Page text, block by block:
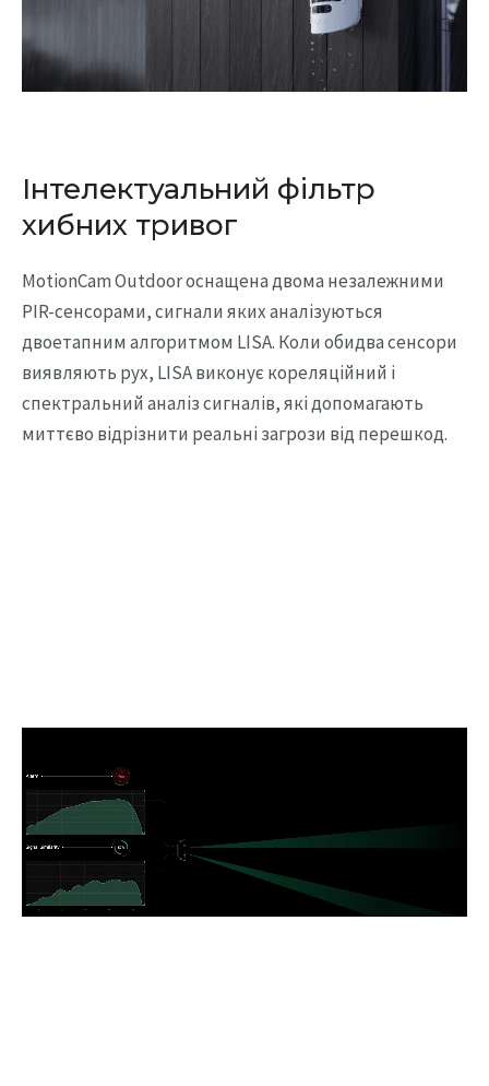
Інтелектуальний фільтр
хибних тривог
MotionCam Outdoor оснащена двома незалежними
PIR-сенсорами, сигнали яких аналізуються
двоетапним алгоритмом LISA. Коли обидва сенсори
виявляють рух, LISA виконує кореляційний і
спектральний аналіз сигналів, які допомагають
миттєво відрізнити реальні загрози від перешкод.